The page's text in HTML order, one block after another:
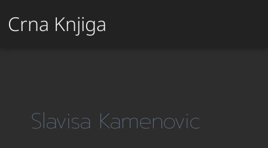
Crna Knjiga
Slavisa Kamenovic